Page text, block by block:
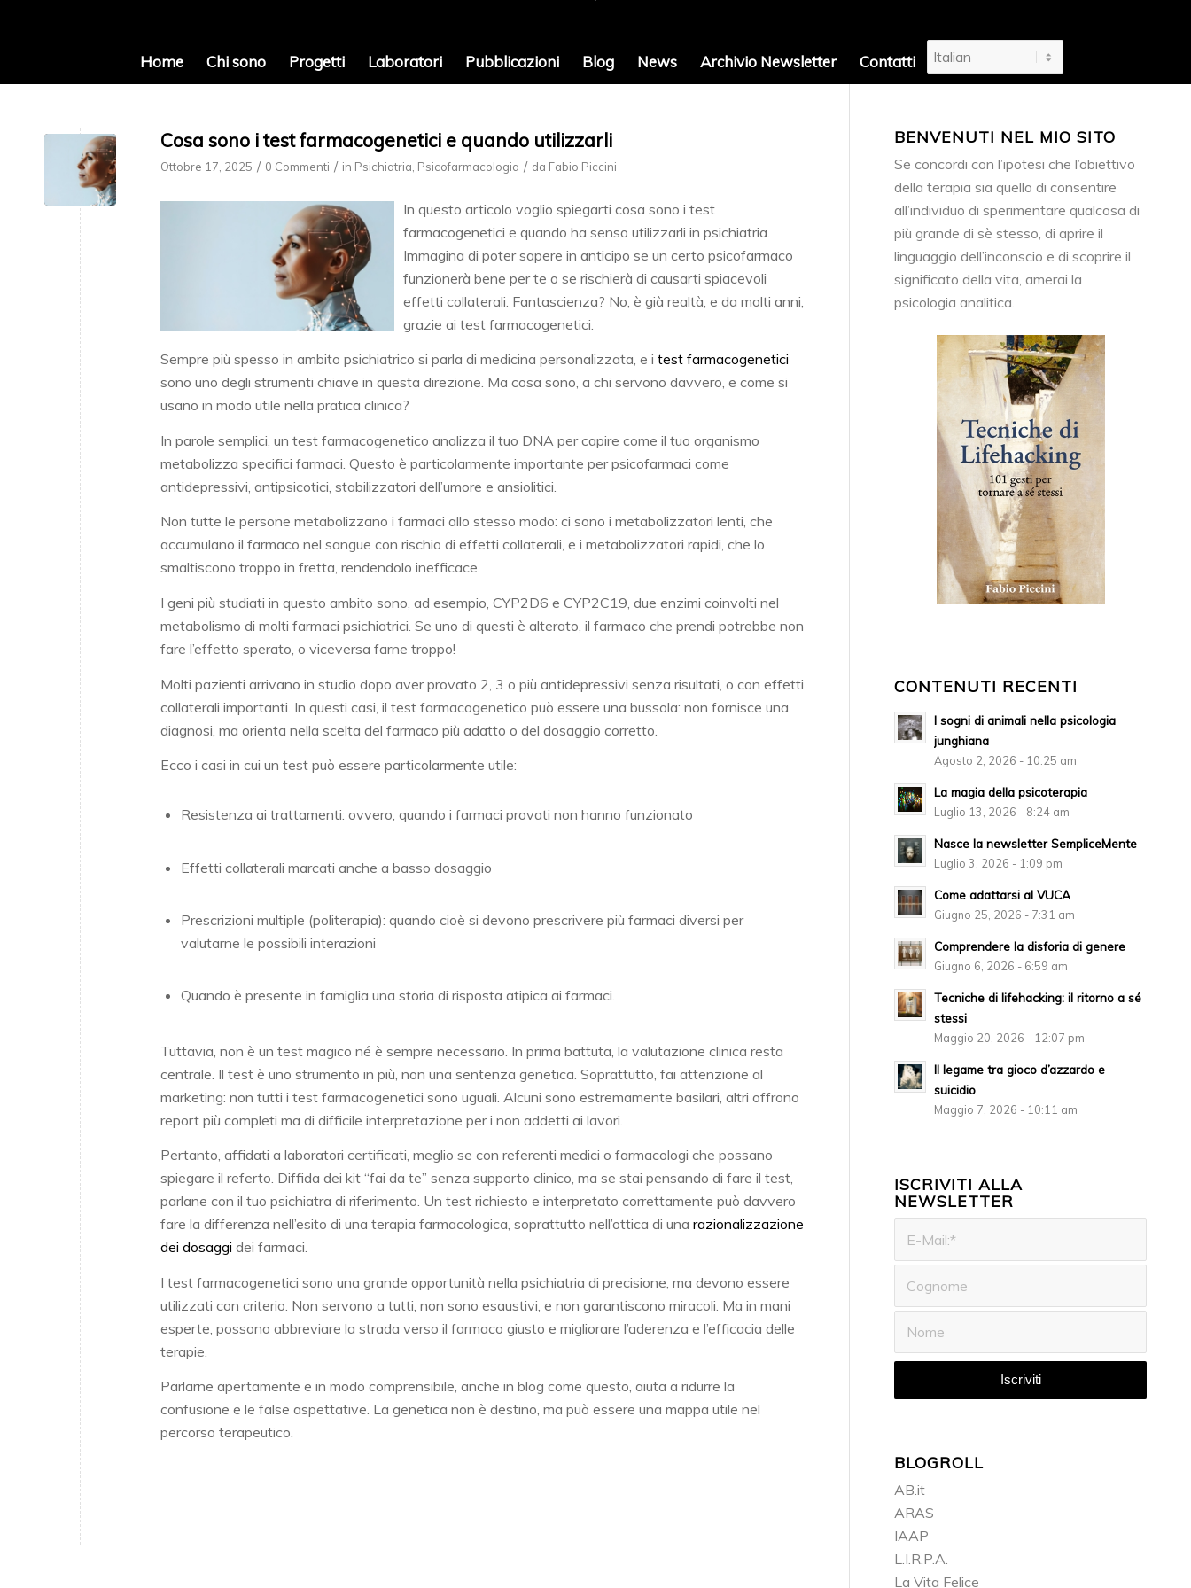
Home Chi sono Progetti Laboratori Pubblicazioni Blog News Archivio Newsletter Contatti
Cosa sono i test farmacogenetici e quando utilizzarli
Ottobre 17, 2025 / 0 Commenti / in Psichiatria Psicofarmacologia / da Fabio Piccini
In questo articolo voglio spiegarti cosa sono i test
farmacogenetici e quando ha senso utilizzarli in psichiatria.
Immagina di poter sapere in anticipo se un certo psicofarmaco
funzionerà bene per te o se rischierà di causarti spiacevoli
effetti collaterali. Fantascienza? No, è già realtà, e da molti anni,
grazie ai test farmacogenetici.
Sempre più spesso in ambito psichiatrico si parla di medicina personalizzata, e i test farmacogenetici
sono uno degli strumenti chiave in questa direzione. Ma cosa sono, a chi servono davvero, e come si
usano in modo utile nella pratica clinica?
In parole semplici, un test farmacogenetico analizza il tuo DNA per capire come il tuo organismo
metabolizza specifici farmaci. Questo è particolarmente importante per psicofarmaci come
antidepressivi, antipsicotici, stabilizzatori dell’umore e ansiolitici.
Non tutte le persone metabolizzano i farmaci allo stesso modo: ci sono i metabolizzatori lenti, che
accumulano il farmaco nel sangue con rischio di effetti collaterali, e i metabolizzatori rapidi, che lo
smaltiscono troppo in fretta, rendendolo inefficace.
I geni più studiati in questo ambito sono, ad esempio, CYP2D6 e CYP2C19, due enzimi coinvolti nel
metabolismo di molti farmaci psichiatrici. Se uno di questi è alterato, il farmaco che prendi potrebbe non
fare l’effetto sperato, o viceversa farne troppo!
Molti pazienti arrivano in studio dopo aver provato 2, 3 o più antidepressivi senza risultati, o con effetti
collaterali importanti. In questi casi, il test farmacogenetico può essere una bussola: non fornisce una
diagnosi, ma orienta nella scelta del farmaco più adatto o del dosaggio corretto.
Ecco i casi in cui un test può essere particolarmente utile:
Resistenza ai trattamenti: ovvero, quando i farmaci provati non hanno funzionato
Effetti collaterali marcati anche a basso dosaggio
Prescrizioni multiple (politerapia): quando cioè si devono prescrivere più farmaci diversi per
valutarne le possibili interazioni
Quando è presente in famiglia una storia di risposta atipica ai farmaci.
Tuttavia, non è un test magico né è sempre necessario. In prima battuta, la valutazione clinica resta
centrale. Il test è uno strumento in più, non una sentenza genetica. Soprattutto, fai attenzione al
marketing: non tutti i test farmacogenetici sono uguali. Alcuni sono estremamente basilari, altri offrono
report più completi ma di difficile interpretazione per i non addetti ai lavori.
Pertanto, affidati a laboratori certificati, meglio se con referenti medici o farmacologi che possano
spiegare il referto. Diffida dei kit “fai da te” senza supporto clinico, ma se stai pensando di fare il test,
parlane con il tuo psichiatra di riferimento. Un test richiesto e interpretato correttamente può davvero
fare la differenza nell’esito di una terapia farmacologica, soprattutto nell’ottica di una razionalizzazione
dei dosaggi dei farmaci.
I test farmacogenetici sono una grande opportunità nella psichiatria di precisione, ma devono essere
utilizzati con criterio. Non servono a tutti, non sono esaustivi, e non garantiscono miracoli. Ma in mani
esperte, possono abbreviare la strada verso il farmaco giusto e migliorare l’aderenza e l’efficacia delle
terapie.
Parlarne apertamente e in modo comprensibile, anche in blog come questo, aiuta a ridurre la
confusione e le false aspettative. La genetica non è destino, ma può essere una mappa utile nel
percorso terapeutico.
BENVENUTI NEL MIO SITO
Se concordi con l’ipotesi che l’obiettivo
della terapia sia quello di consentire
all’individuo di sperimentare qualcosa di
più grande di sè stesso, di aprire il
linguaggio dell’inconscio e di scoprire il
significato della vita, amerai la
psicologia analitica.
CONTENUTI RECENTI
I sogni di animali nella psicologia
junghiana
Agosto 2, 2026 - 10:25 am
La magia della psicoterapia
Luglio 13, 2026 - 8:24 am
Nasce la newsletter SempliceMente
Luglio 3, 2026 - 1:09 pm
Come adattarsi al VUCA
Giugno 25, 2026 - 7:31 am
Comprendere la disforia di genere
Giugno 6, 2026 - 6:59 am
Tecniche di lifehacking: il ritorno a sé
stessi
Maggio 20, 2026 - 12:07 pm
Il legame tra gioco d’azzardo e
suicidio
Maggio 7, 2026 - 10:11 am
ISCRIVITI ALLA
NEWSLETTER
BLOGROLL
AB.it
ARAS
IAAP
L.I.R.P.A.
La Vita Felice